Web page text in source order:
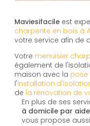
Maviesifacile est
charpente en bois à
votre service afin de
Votre menuisier
également de
maison avec la pose
l'installation
de la rénovation de
En plus de ses
à domicile par
vous propose